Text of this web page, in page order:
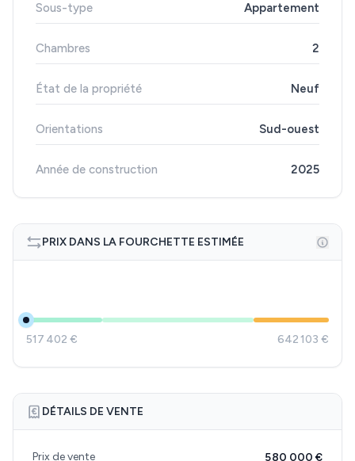
Sous-type Appartement
Chambres 2
État de la propriété Neuf
Orientations Sud-ouest
Année de construction 2025
PRIX DANS LA FOURCHETTE ESTIMÉE
517 402 € 642 103 €
DÉTAILS DE VENTE
Prix de vente 580 000 €